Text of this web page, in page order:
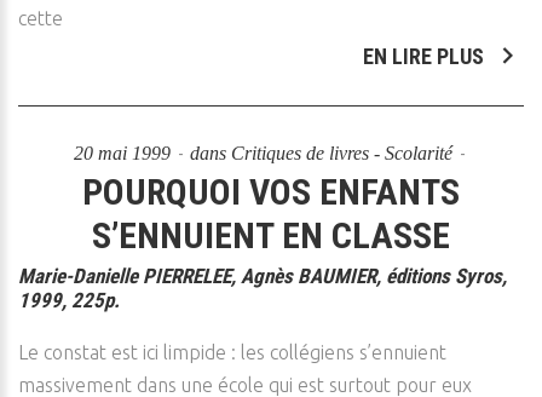
cette
EN LIRE PLUS
20 mai 1999 dans Critiques de livres - Scolarité
POURQUOI VOS ENFANTS
S’ENNUIENT EN CLASSE
Marie-Danielle PIERRELEE, Agnès BAUMIER, éditions Syros,
1999, 225p.
Le constat est ici limpide : les collégiens s’ennuient
massivement dans une école qui est surtout pour eux